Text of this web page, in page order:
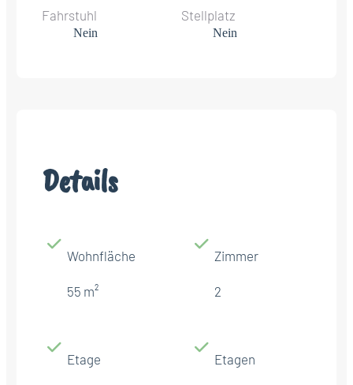
Fahrstuhl
Nein
Stellplatz
Nein
Details
Wohnfläche
55 m²
Zimmer
2
Etage Etagen